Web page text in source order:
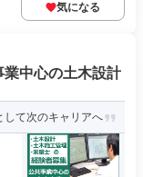
気になる
中心の土木設計
して次のキャリアへ